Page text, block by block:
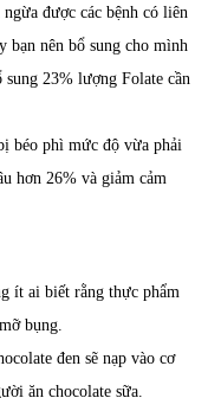
được các bệnh có liên
nên bổ sung cho mình
23% lượng Folate cần
béo phì mức độ vừa phải
hơn 26% và giảm cảm
ít ai biết rằng thực phẩm
bụng.
đen sẽ nạp vào cơ
ăn chocolate sữa.